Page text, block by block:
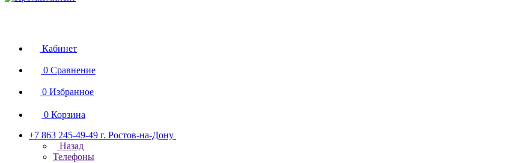
Кабинет
0 Сравнение
0 Избранное
0 Корзина
+7 863 245-49-49 г. Ростов-на-Дону
Назад
Телефоны